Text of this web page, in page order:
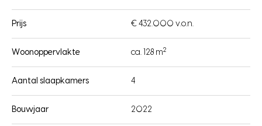
Prijs € 432.000 v.o.n.
Woonoppervlakte ca. 128 m2
Aantal slaapkamers 4
Bouwjaar 2022